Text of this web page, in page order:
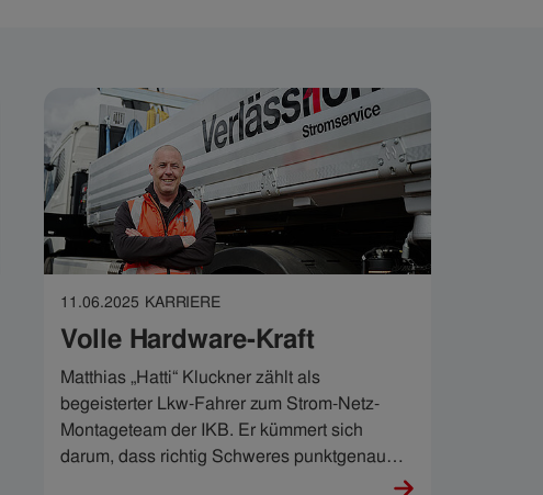
11.06.2025 KARRIERE
Volle Hardware-Kraft
Matthias „Hatti“ Kluckner zählt als
begeisterter Lkw-Fahrer zum Strom-Netz-
Montageteam der IKB. Er kümmert sich
darum, dass richtig Schweres punktgenau
transportiert und montiert wird. Diese grobe